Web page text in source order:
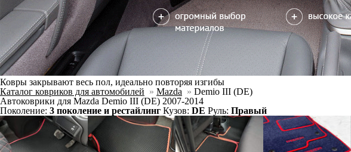
Ковры закрывают весь пол, идеально повторяя изгибы
Каталог ковриков для автомобилей » Mazda » Demio III (DE)
Автоковрики для Mazda Demio III (DE) 2007-2014
Поколение: 3 поколение и рестайлинг Кузов: DE Руль: Правый